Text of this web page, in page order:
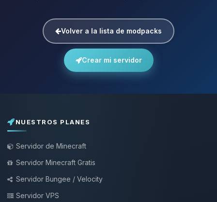
Volver a la lista de modpacks
Crear mi servidor
NUESTROS PLANES
Servidor de Minecraft
Servidor Minecraft Gratis
Servidor Bungee / Velocity
Servidor VPS